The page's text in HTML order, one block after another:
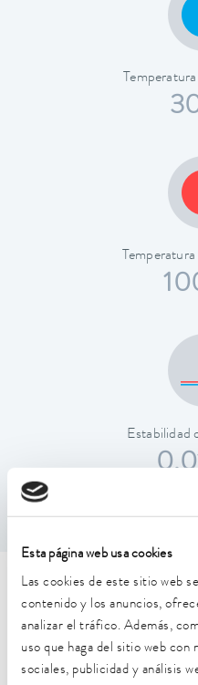
Esta página web usa cookies
Las cookies de este sitio web
contenido y los anuncios,
analizar el tráfico. Además,
uso que haga del sitio web con
sociales, publicidad y análisis
Estabilidad
Características
DIN 12876)